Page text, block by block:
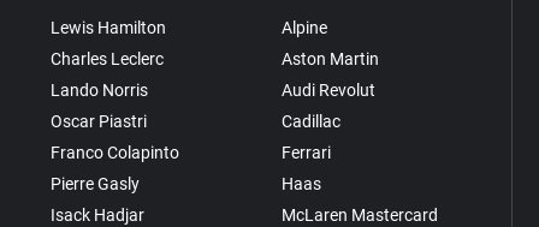
Lewis Hamilton
Charles Leclerc
Lando Norris
Oscar Piastri
Franco Colapinto
Pierre Gasly
Isack Hadjar
Alpine
Aston Martin
Audi Revolut
Cadillac
Ferrari
Haas
McLaren Mastercard